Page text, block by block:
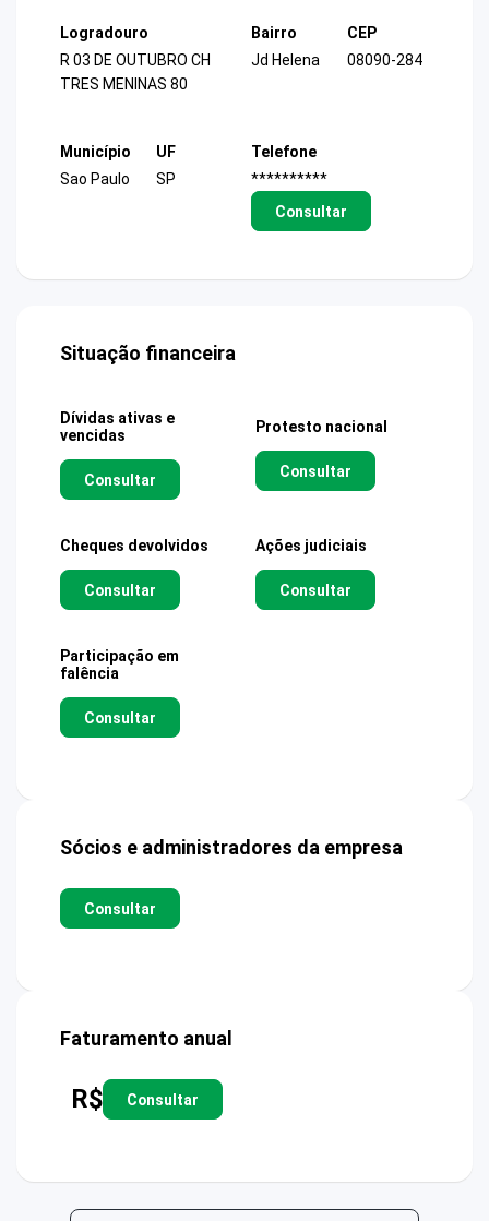
Logradouro
R 03 DE OUTUBRO CH
TRES MENINAS 80
Bairro
Jd Helena
CEP
08090-284
Município
Sao Paulo
UF
SP
Telefone
**********
Consultar
Situação financeira
Dívidas ativas e
vencidas
Consultar
Protesto nacional
Consultar
Cheques devolvidos
Consultar
Ações judiciais
Consultar
Participação em
falência
Consultar
Sócios e administradores da empresa
Consultar
Faturamento anual
R$ Consultar